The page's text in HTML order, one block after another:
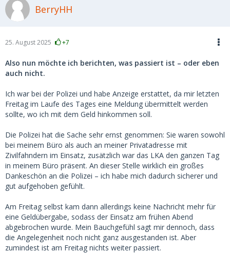
BerryHH
25. August 2025 +7
Also nun möchte ich berichten, was passiert ist – oder eben
auch nicht.
Ich war bei der Polizei und habe Anzeige erstattet, da mir letzten
Freitag im Laufe des Tages eine Meldung übermittelt werden
sollte, wo ich mit dem Geld hinkommen soll.
Die Polizei hat die Sache sehr ernst genommen: Sie waren sowohl
bei meinem Büro als auch an meiner Privatadresse mit
Zivilfahndern im Einsatz, zusätzlich war das LKA den ganzen Tag
in meinem Büro präsent. An dieser Stelle wirklich ein großes
Dankeschön an die Polizei – ich habe mich dadurch sicherer und
gut aufgehoben gefühlt.
Am Freitag selbst kam dann allerdings keine Nachricht mehr für
eine Geldübergabe, sodass der Einsatz am frühen Abend
abgebrochen wurde. Mein Bauchgefühl sagt mir dennoch, dass
die Angelegenheit noch nicht ganz ausgestanden ist. Aber
zumindest ist am Freitag nichts weiter passiert.